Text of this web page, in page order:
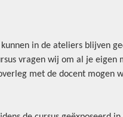
in de ateliers blijven
vragen wij om al je
met de docent mogen